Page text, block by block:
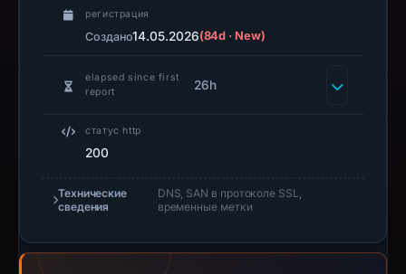
of
domain
is
having
регистрация
Создано14.05.2026(84d · New)
elapsed since first
report
26h
статус http
200
Технические
сведения
DNS, SAN в протоколе SSL,
временные метки